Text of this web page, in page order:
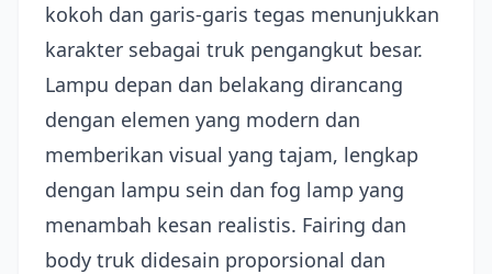
kokoh dan garis-garis tegas menunjukkan
karakter sebagai truk pengangkut besar.
Lampu depan dan belakang dirancang
dengan elemen yang modern dan
memberikan visual yang tajam, lengkap
dengan lampu sein dan fog lamp yang
menambah kesan realistis. Fairing dan
body truk didesain proporsional dan